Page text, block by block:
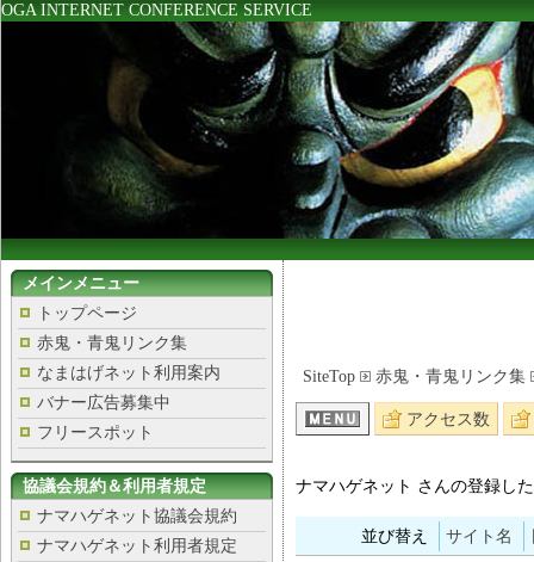
OGA INTERNET CONFERENCE SERVICE
メインメニュー
トップページ
赤鬼・青鬼リンク集
なまはげネット利用案内
バナー広告募集中
フリースポット
協議会規約＆利用者規定
ナマハゲネット協議会規約
ナマハゲネット利用者規定
SiteTop 赤鬼・青鬼リンク集
アクセス数
ナマハゲネット さんの登録し
並び替え サイト名